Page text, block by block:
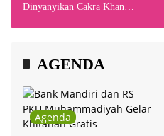
Dinyanyikan Cakra Khan
AGENDA
Agenda